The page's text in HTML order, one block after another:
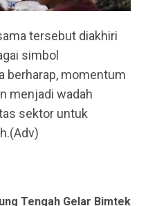
tersebut diakhiri
simbol
berharap, momentum
menjadi wadah
sektor untuk
Tengah Gelar Bimtek